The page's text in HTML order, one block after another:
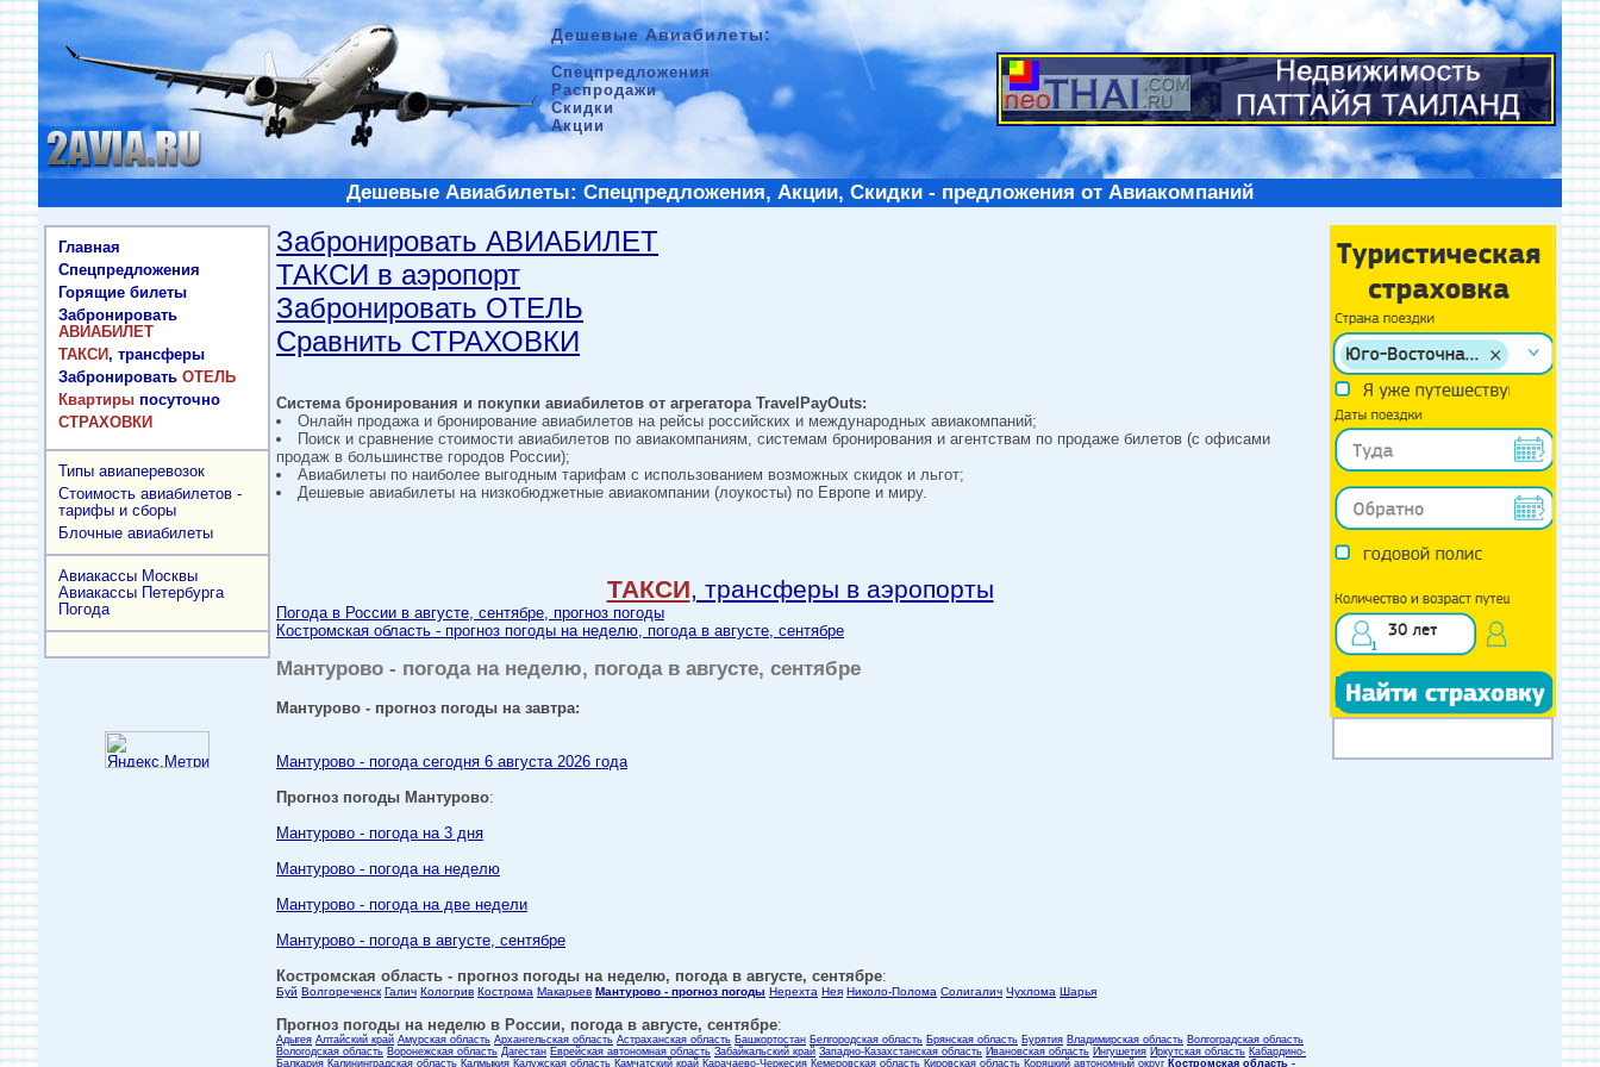
Дешевые Авиабилеты:
Спецпредложения
Распродажи
Скидки
Акции
Дешевые Авиабилеты: Спецпредложения, Акции, Скидки - предложения от Авиакомпаний
Главная
Спецпредложения
Горящие билеты
Забронировать
АВИАБИЛЕТ
ТАКСИ, трансферы
Забронировать ОТЕЛЬ
Квартиры посуточно
СТРАХОВКИ
Типы авиаперевозок
Стоимость авиабилетов -
тарифы и сборы
Блочные авиабилеты
Авиакассы Москвы
Авиакассы Петербурга
Погода
Забронировать АВИАБИЛЕТ
ТАКСИ в аэропорт
Забронировать ОТЕЛЬ
Сравнить СТРАХОВКИ
Система бронирования и покупки авиабилетов от агрегатора TravelPayOuts:
Онлайн продажа и бронирование авиабилетов на рейсы российских и международных авиакомпаний;
Поиск и сравнение стоимости авиабилетов по авиакомпаниям, системам бронирования и агентствам по продаже билетов (с офисами
продаж в большинстве городов России);
Авиабилеты по наиболее выгодным тарифам с использованием возможных скидок и льгот;
Дешевые авиабилеты на низкобюджетные авиакомпании (лоукосты) по Европе и миру.
ТАКСИ, трансферы в аэропорты
Погода в России в августе, сентябре, прогноз погоды
Костромская область - прогноз погоды на неделю, погода в августе, сентябре
Мантурово - погода на неделю, погода в августе, сентябре
Мантурово - прогноз погоды на завтра:
Мантурово - погода сегодня 6 августа 2026 года
Прогноз погоды Мантурово:
Мантурово - погода на 3 дня
Мантурово - погода на неделю
Мантурово - погода на две недели
Мантурово - погода в августе, сентябре
Костромская область - прогноз погоды на неделю, погода в августе, сентябре:
Буй Волгореченск Галич Кологрив Кострома Макарьев Мантурово - прогноз погоды Нерехта Нея Николо-Полома Солигалич Чухлома Шарья
Прогноз погоды на неделю в России, погода в августе, сентябре:
Адыгея Алтайский край Амурская область Архангельская область Астраханская область Башкортостан Белгородская область Брянская область Бурятия Владимирская область Волгоградская область
Вологодская область Воронежская область Дагестан Еврейская автономная область Забайкальский край Западно-Казахстанская область Ивановская область Ингушетия Иркутская область Кабардино-
Балкария Калининградская область Калмыкия Калужская область Камчатский край Карачаево-Черкесия Кемеровская область Кировская область Коряцкий автономный округ Костромская область -